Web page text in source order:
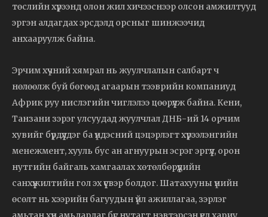
төслийн хүрээнд олон жил хичээснээр олсон амжилтууд
эргэн алдагдах эрсдэлд орсныг шинжээчид
анхааруулж байна.
Эрчим хүчний хямрал нь жуулчлалын салбарт ч
нөлөөлж буй бөгөөд агаарын тээврийн компаниуд
Африк руу нислэгийн чиглэлээ цөөрүүлж байна. Кени,
Танзани зэрэг улсуудад жуулчлал ДНБ-ий 14 орчим
хувийг бүрдүүлдэг ба үндэсний цэцэрлэгт хүрээлэнгийн
менежмент, хууль бус ан агнуурын эсрэг эргүүл, орон
нутгийн байгаль хамгаалах хөтөлбөрүүдийн
санхүүжилтийн гол эх үүсвэр болдог. Шатахууны үнийн
өсөлт нь хээрийн багуудын үйл ажиллагаа, зэрлэг